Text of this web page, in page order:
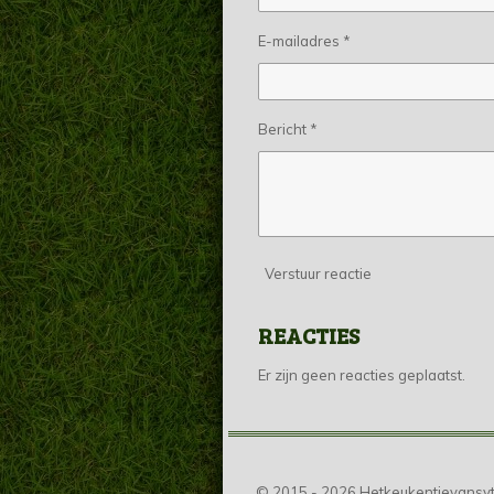
E-mailadres *
Bericht *
Verstuur reactie
REACTIES
Er zijn geen reacties geplaatst.